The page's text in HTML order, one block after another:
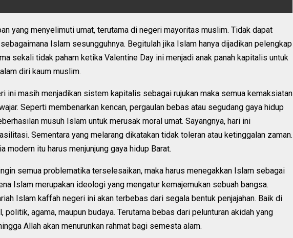
yang menyelimuti umat, terutama di negeri mayoritas muslim. Tidak dapat
Islam sesungguhnya. Begitulah jika Islam hanya dijadikan pelengkap
sekali tidak paham ketika Valentine Day ini menjadi anak panah kapitalis untuk
diri kaum muslim.
ini masih menjadikan sistem kapitalis sebagai rujukan maka semua kemaksiatan
Seperti membenarkan kencan, pergaulan bebas atau segudang gaya hidup
musuh Islam untuk merusak moral umat. Sayangnya, hari ini
Sementara yang melarang dikatakan tidak toleran atau ketinggalan zaman.
modern itu harus menjunjung gaya hidup Barat.
semua problematika terselesaikan, maka harus menegakkan Islam sebagai
Islam merupakan ideologi yang mengatur kemajemukan sebuah bangsa.
Islam kaffah negeri ini akan terbebas dari segala bentuk penjajahan. Baik di
politik, agama, maupun budaya. Terutama bebas dari pelunturan akidah yang
Allah akan menurunkan rahmat bagi semesta alam.